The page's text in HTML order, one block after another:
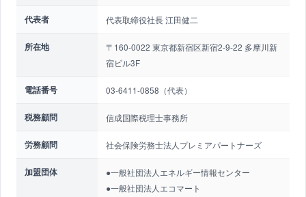
代表者 代表取締役社長 江田健二
所在地
〒160-0022 東京都新宿区新宿2-9-22 多摩川新
宿ビル3F
電話番号 03-6411-0858（代表）
税務顧問 信成国際税理士事務所
労務顧問 社会保険労務士法人プレミアパートナーズ
加盟団体
●一般社団法人エネルギー情報センター
●一般社団法人エコマート